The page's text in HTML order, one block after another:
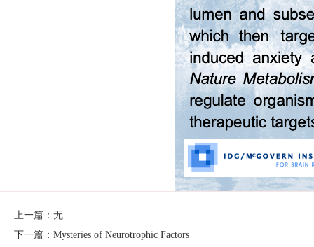
上一篇：无
下一篇：Mysteries of Neurotrophic Factors